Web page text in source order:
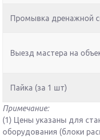
Промывка дренажной
Выезд мастера на
Пайка (за 1 шт)
Примечание:
(1) Цены указаны для
оборудования (блоки